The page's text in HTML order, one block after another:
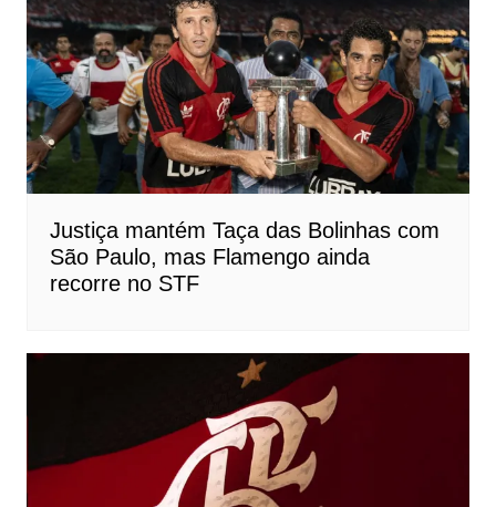
Justiça mantém Taça das Bolinhas com
São Paulo, mas Flamengo ainda
recorre no STF